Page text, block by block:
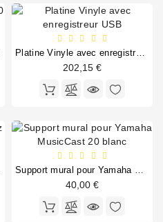
Platine Vinyle avec enregistreur USB
202,15 €
Support mural pour Yamaha MusicCast 20 blanc
40,00 €